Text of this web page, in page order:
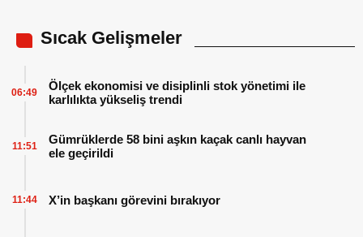
Sıcak Gelişmeler
Ölçek ekonomisi ve disiplinli stok yönetimi ile
karlılıkta yükseliş trendi
06:49
Gümrüklerde 58 bini aşkın kaçak canlı hayvan
ele geçirildi
11:51
X’in başkanı görevini bırakıyor
11:44